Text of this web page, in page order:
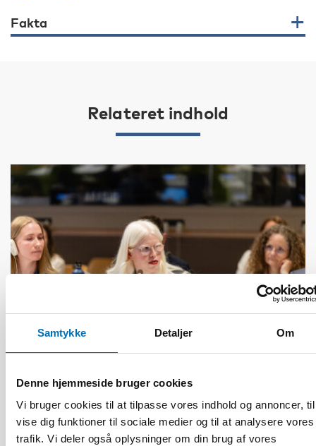
Samtykke Detaljer Om
Denne hjemmeside bruger cookies
Vi bruger cookies til at tilpasse vores indhold og annoncer,
vise dig funktioner til sociale medier og til at analysere vores
trafik. Vi deler også oplysninger om din brug af vores
Fakta
Relateret indhold
HANDICAP
17 jun 2026
“Active citizenship is not a privilege; it is a